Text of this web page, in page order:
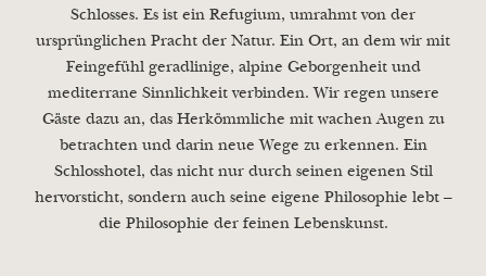
Schlosses. Es ist ein Refugium, umrahmt von der
ursprünglichen Pracht der Natur. Ein Ort, an dem wir mit
Feingefühl geradlinige, alpine Geborgenheit und
mediterrane Sinnlichkeit verbinden. Wir regen unsere
Gäste dazu an, das Herkömmliche mit wachen Augen zu
betrachten und darin neue Wege zu erkennen. Ein
Schlosshotel, das nicht nur durch seinen eigenen Stil
hervorsticht, sondern auch seine eigene Philosophie lebt –
die Philosophie der feinen Lebenskunst.